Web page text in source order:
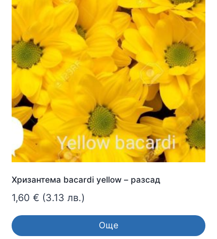
Хризантема bacardi yellow – разсад
1,60 € (3.13 лв.)
Още